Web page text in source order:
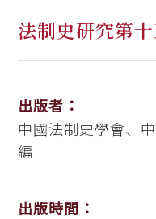
法制史研究第
出版者：
中國法制史學會、
編
出版時間：